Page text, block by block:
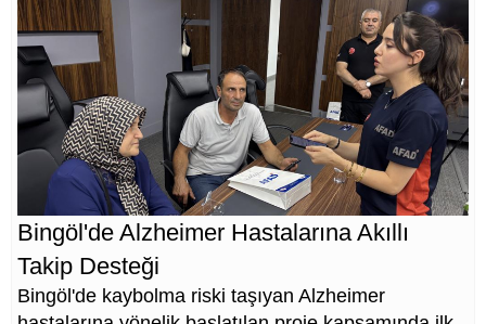
Bingöl'de Alzheimer Hastalarına Akıllı
Takip Desteği
Bingöl'de kaybolma riski taşıyan Alzheimer